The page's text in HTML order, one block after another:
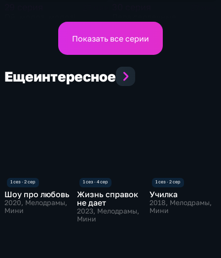
Показать все серии
Ещеинтересное
Шоу про любовь
2020, Мелодрамы,
Мини
Жизнь справок
не дает
2023, Мелодрамы,
Мини
Училка
2018, Мелодрамы,
Мини